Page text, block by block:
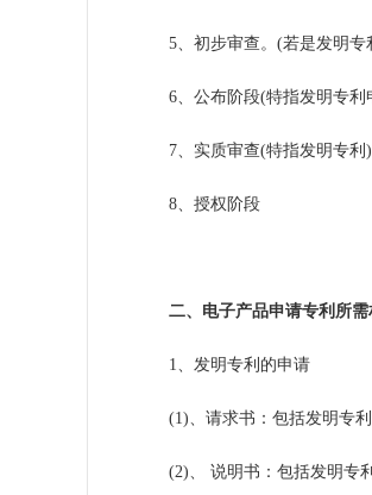
5、初步审查。(若是发明专
6、公布阶段(特指发明专利
7、实质审查(特指发明专利)
8、授权阶段
二、电子产品申请专利所需
1、发明专利的申请
(1)、请求书：包括发明专利
(2)、 说明书：包括发明专利